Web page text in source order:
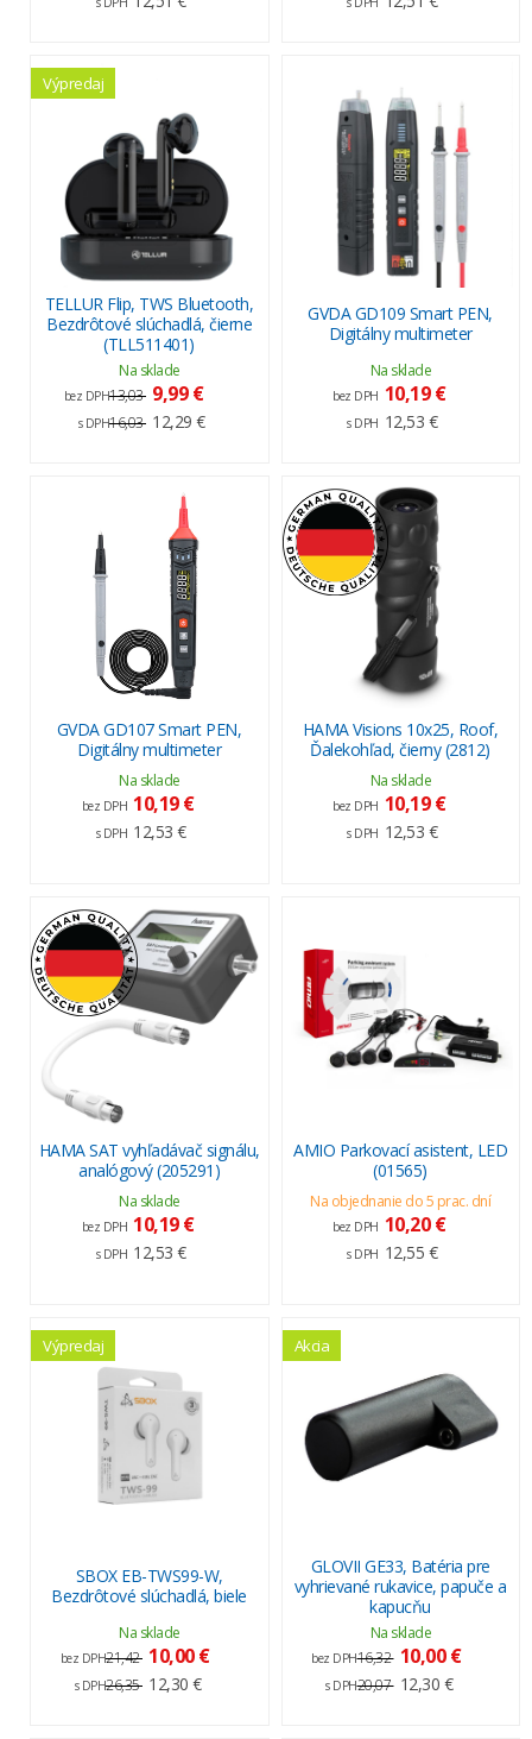
Výpredaj
TELLUR Flip, TWS Bluetooth,
Bezdrôtové slúchadlá, čierne
(TLL511401)
Na sklade
bez DPH13,03 9,99 €
s DPH16,03 12,29 €
GVDA GD109 Smart PEN,
Digitálny multimeter
Na sklade
bez DPH 10,19 €
s DPH 12,53 €
GVDA GD107 Smart PEN,
Digitálny multimeter
Na sklade
bez DPH 10,19 €
s DPH 12,53 €
HAMA Visions 10x25, Roof,
Ďalekohľad, čierny (2812)
Na sklade
bez DPH 10,19 €
s DPH 12,53 €
HAMA SAT vyhľadávač signálu,
analógový (205291)
Na sklade
bez DPH 10,19 €
s DPH 12,53 €
AMIO Parkovací asistent, LED
(01565)
Na objednanie do 5 prac. dní
bez DPH 10,20 €
s DPH 12,55 €
Výpredaj
SBOX EB-TWS99-W,
Bezdrôtové slúchadlá, biele
Na sklade
bez DPH21,42 10,00 €
s DPH26,35 12,30 €
Akcia
GLOVII GE33, Batéria pre
vyhrievané rukavice, papuče a
kapucňu
Na sklade
bez DPH16,32 10,00 €
s DPH20,07 12,30 €